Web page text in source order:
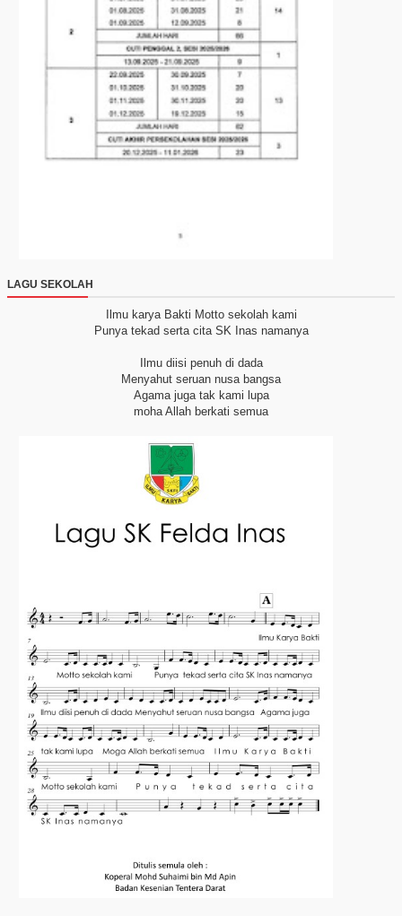
LAGU SEKOLAH
Ilmu karya Bakti Motto sekolah kami
Punya tekad serta cita SK Inas namanya
Ilmu diisi penuh di dada
Menyahut seruan nusa bangsa
Agama juga tak kami lupa
moha Allah berkati semua